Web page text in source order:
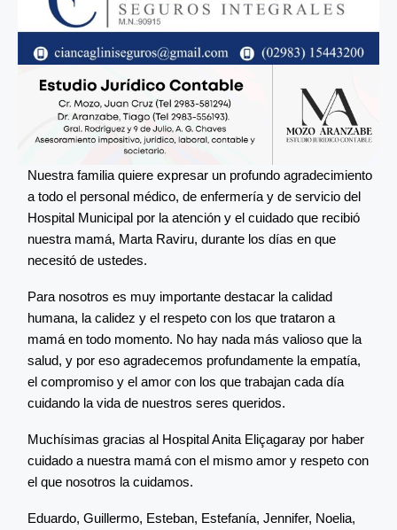
Nuestra familia quiere expresar un profundo agradecimiento
a todo el personal médico, de enfermería y de servicio del
Hospital Municipal por la atención y el cuidado que recibió
nuestra mamá, Marta Raviru, durante los días en que
necesitó de ustedes.
Para nosotros es muy importante destacar la calidad
humana, la calidez y el respeto con los que trataron a
mamá en todo momento. No hay nada más valioso que la
salud, y por eso agradecemos profundamente la empatía,
el compromiso y el amor con los que trabajan cada día
cuidando la vida de nuestros seres queridos.
Muchísimas gracias al Hospital Anita Eliçagaray por haber
cuidado a nuestra mamá con el mismo amor y respeto con
el que nosotros la cuidamos.
Eduardo, Guillermo, Esteban, Estefanía, Jennifer, Noelia,